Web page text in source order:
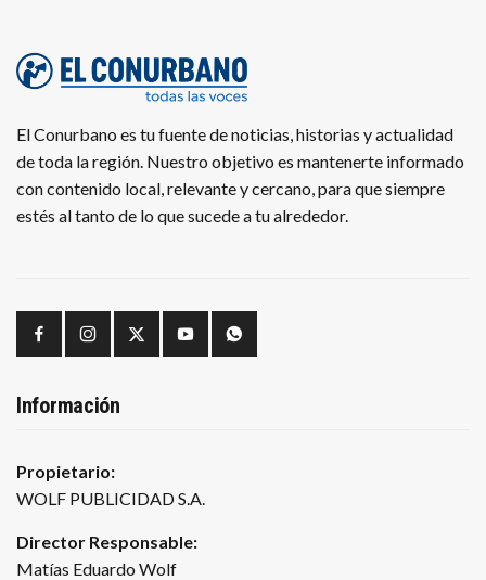
El Conurbano es tu fuente de noticias, historias y actualidad
de toda la región. Nuestro objetivo es mantenerte informado
con contenido local, relevante y cercano, para que siempre
estés al tanto de lo que sucede a tu alrededor.
Información
Propietario:
WOLF PUBLICIDAD S.A.
Director Responsable:
Matías Eduardo Wolf